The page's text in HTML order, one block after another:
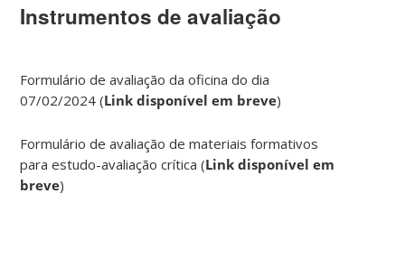
Instrumentos de avaliação
Formulário de avaliação da oficina do dia
07/02/2024 (Link disponível em breve)
Formulário de avaliação de materiais formativos
para estudo-avaliação crítica (Link disponível em
breve)